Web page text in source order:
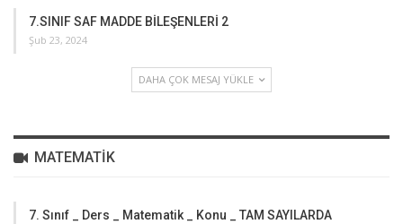
7.SINIF SAF MADDE BİLEŞENLERİ 2
Şub 23, 2024
DAHA ÇOK MESAJ YÜKLE
MATEMATIK
7. Sınıf _ Ders _ Matematik _ Konu _ TAM SAYILARDA